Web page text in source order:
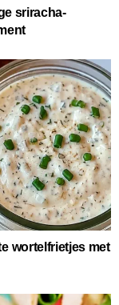
sriracha-
wortelfrietjes met